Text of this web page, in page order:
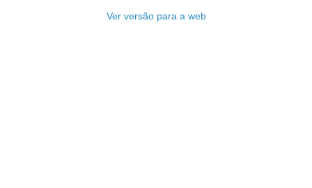
Ver versão para a web